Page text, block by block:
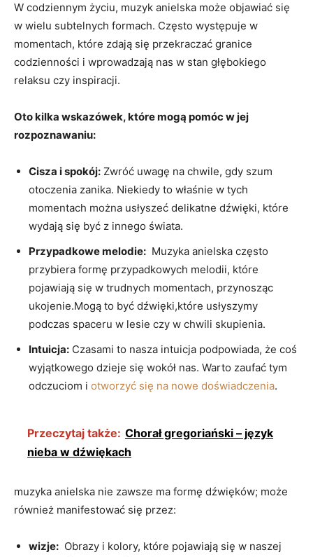
W codziennym życiu, muzyk anielska⁤ może ​objawiać ‍się
w ​wielu subtelnych formach. Często występuje w‍
momentach, ‍które zdają się przekraczać ⁣granice
codzienności⁢ i wprowadzają‍ nas w⁢ stan głębokiego
relaksu czy​ inspiracji.
Oto ⁢kilka wskazówek, które mogą⁢ pomóc‍ w jej
rozpoznawaniu:
Cisza ‌i spokój: Zwróć uwagę ⁢na chwile, ⁤gdy szum
otoczenia zanika. Niekiedy to ‌właśnie⁢ w ‍tych
‌momentach można usłyszeć delikatne‌ dźwięki, które
wydają się być ⁤z innego świata.
Przypadkowe⁤ melodie: ​ Muzyka anielska często
przybiera⁣ formę‍ przypadkowych⁤ melodii,‌ które​
pojawiają się w⁤ trudnych momentach, ‍przynosząc
ukojenie.Mogą to⁤ być dźwięki,które‌ usłyszymy⁣
podczas spaceru ‌w‌ lesie‍ czy w⁣ chwili skupienia.
Intuicja: Czasami to nasza ⁤intuicja podpowiada, że coś
‍wyjątkowego ‍dzieje⁣ się wokół ⁢nas. Warto zaufać tym
odczuciom i otworzyć się na nowe doświadczenia.
Przeczytaj także: Chorał gregoriański – język
nieba w dźwiękach
muzyka ‌anielska nie⁣ zawsze ma formę dźwięków; może⁤
również manifestować ⁤się przez:
wizje: ⁢ Obrazy i kolory,⁤ które pojawiają się w naszej